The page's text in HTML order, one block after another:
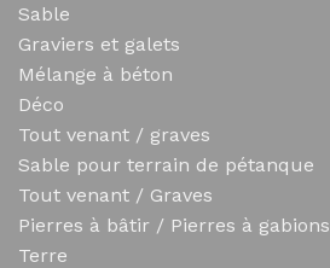
Sable
Graviers et galets
Mélange à béton
Déco
Tout venant / graves
Sable pour terrain de pétanque
Tout venant / Graves
Pierres à bâtir / Pierres à gabions
Terre